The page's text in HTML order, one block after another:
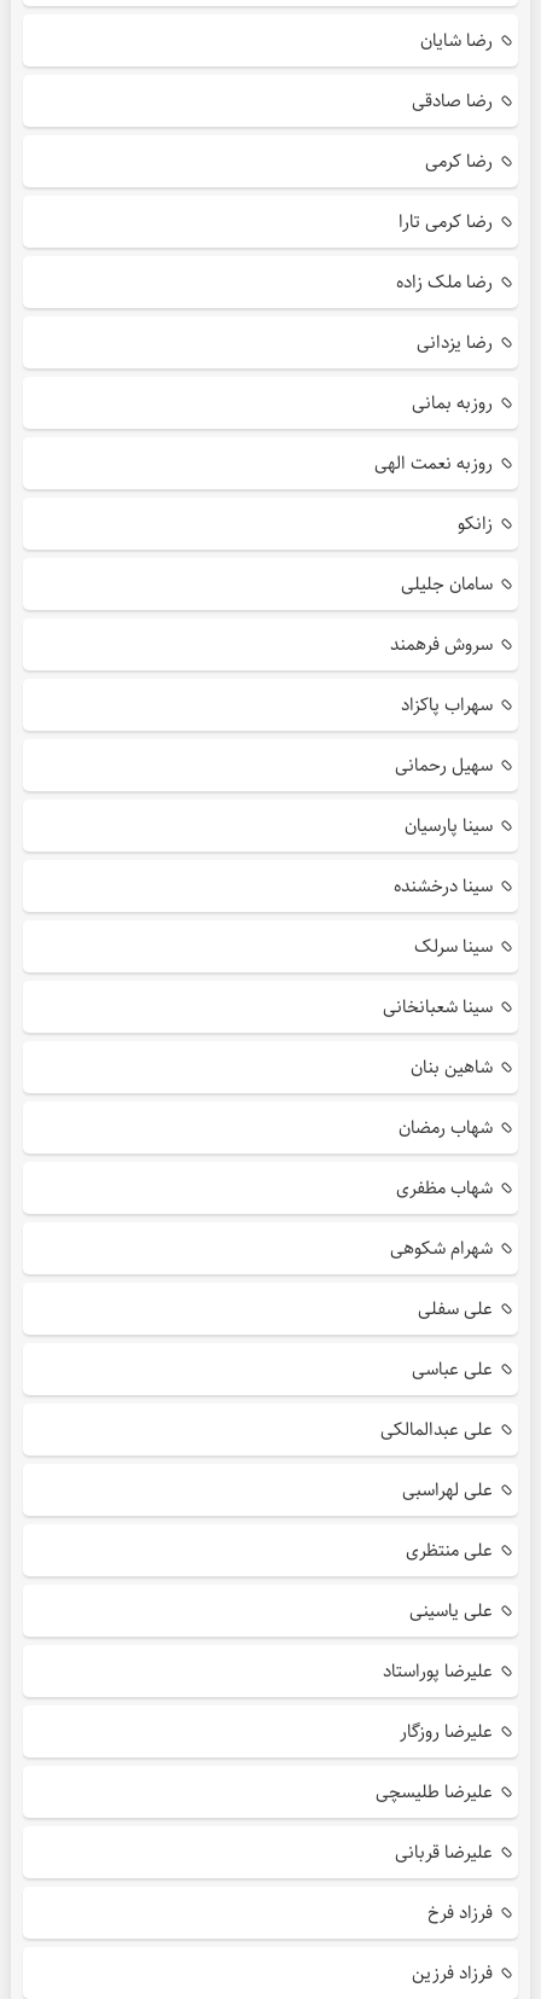
رضا شایان
رضا صادقی
رضا کرمی
رضا کرمی تارا
رضا ملک زاده
رضا یزدانی
روزبه بمانی
روزبه نعمت الهی
زانکو
سامان جلیلی
سروش فرهمند
سهراب پاکزاد
سهیل رحمانی
سینا پارسیان
سینا درخشنده
سینا سرلک
سینا شعبانخانی
شاهین بنان
شهاب رمضان
شهاب مظفری
شهرام شکوهی
علی سفلی
علی عباسی
علی عبدالمالکی
علی لهراسبی
علی منتظری
علی یاسینی
علیرضا پوراستاد
علیرضا روزگار
علیرضا طلیسچی
علیرضا قربانی
فرزاد فرخ
فرزاد فرزین